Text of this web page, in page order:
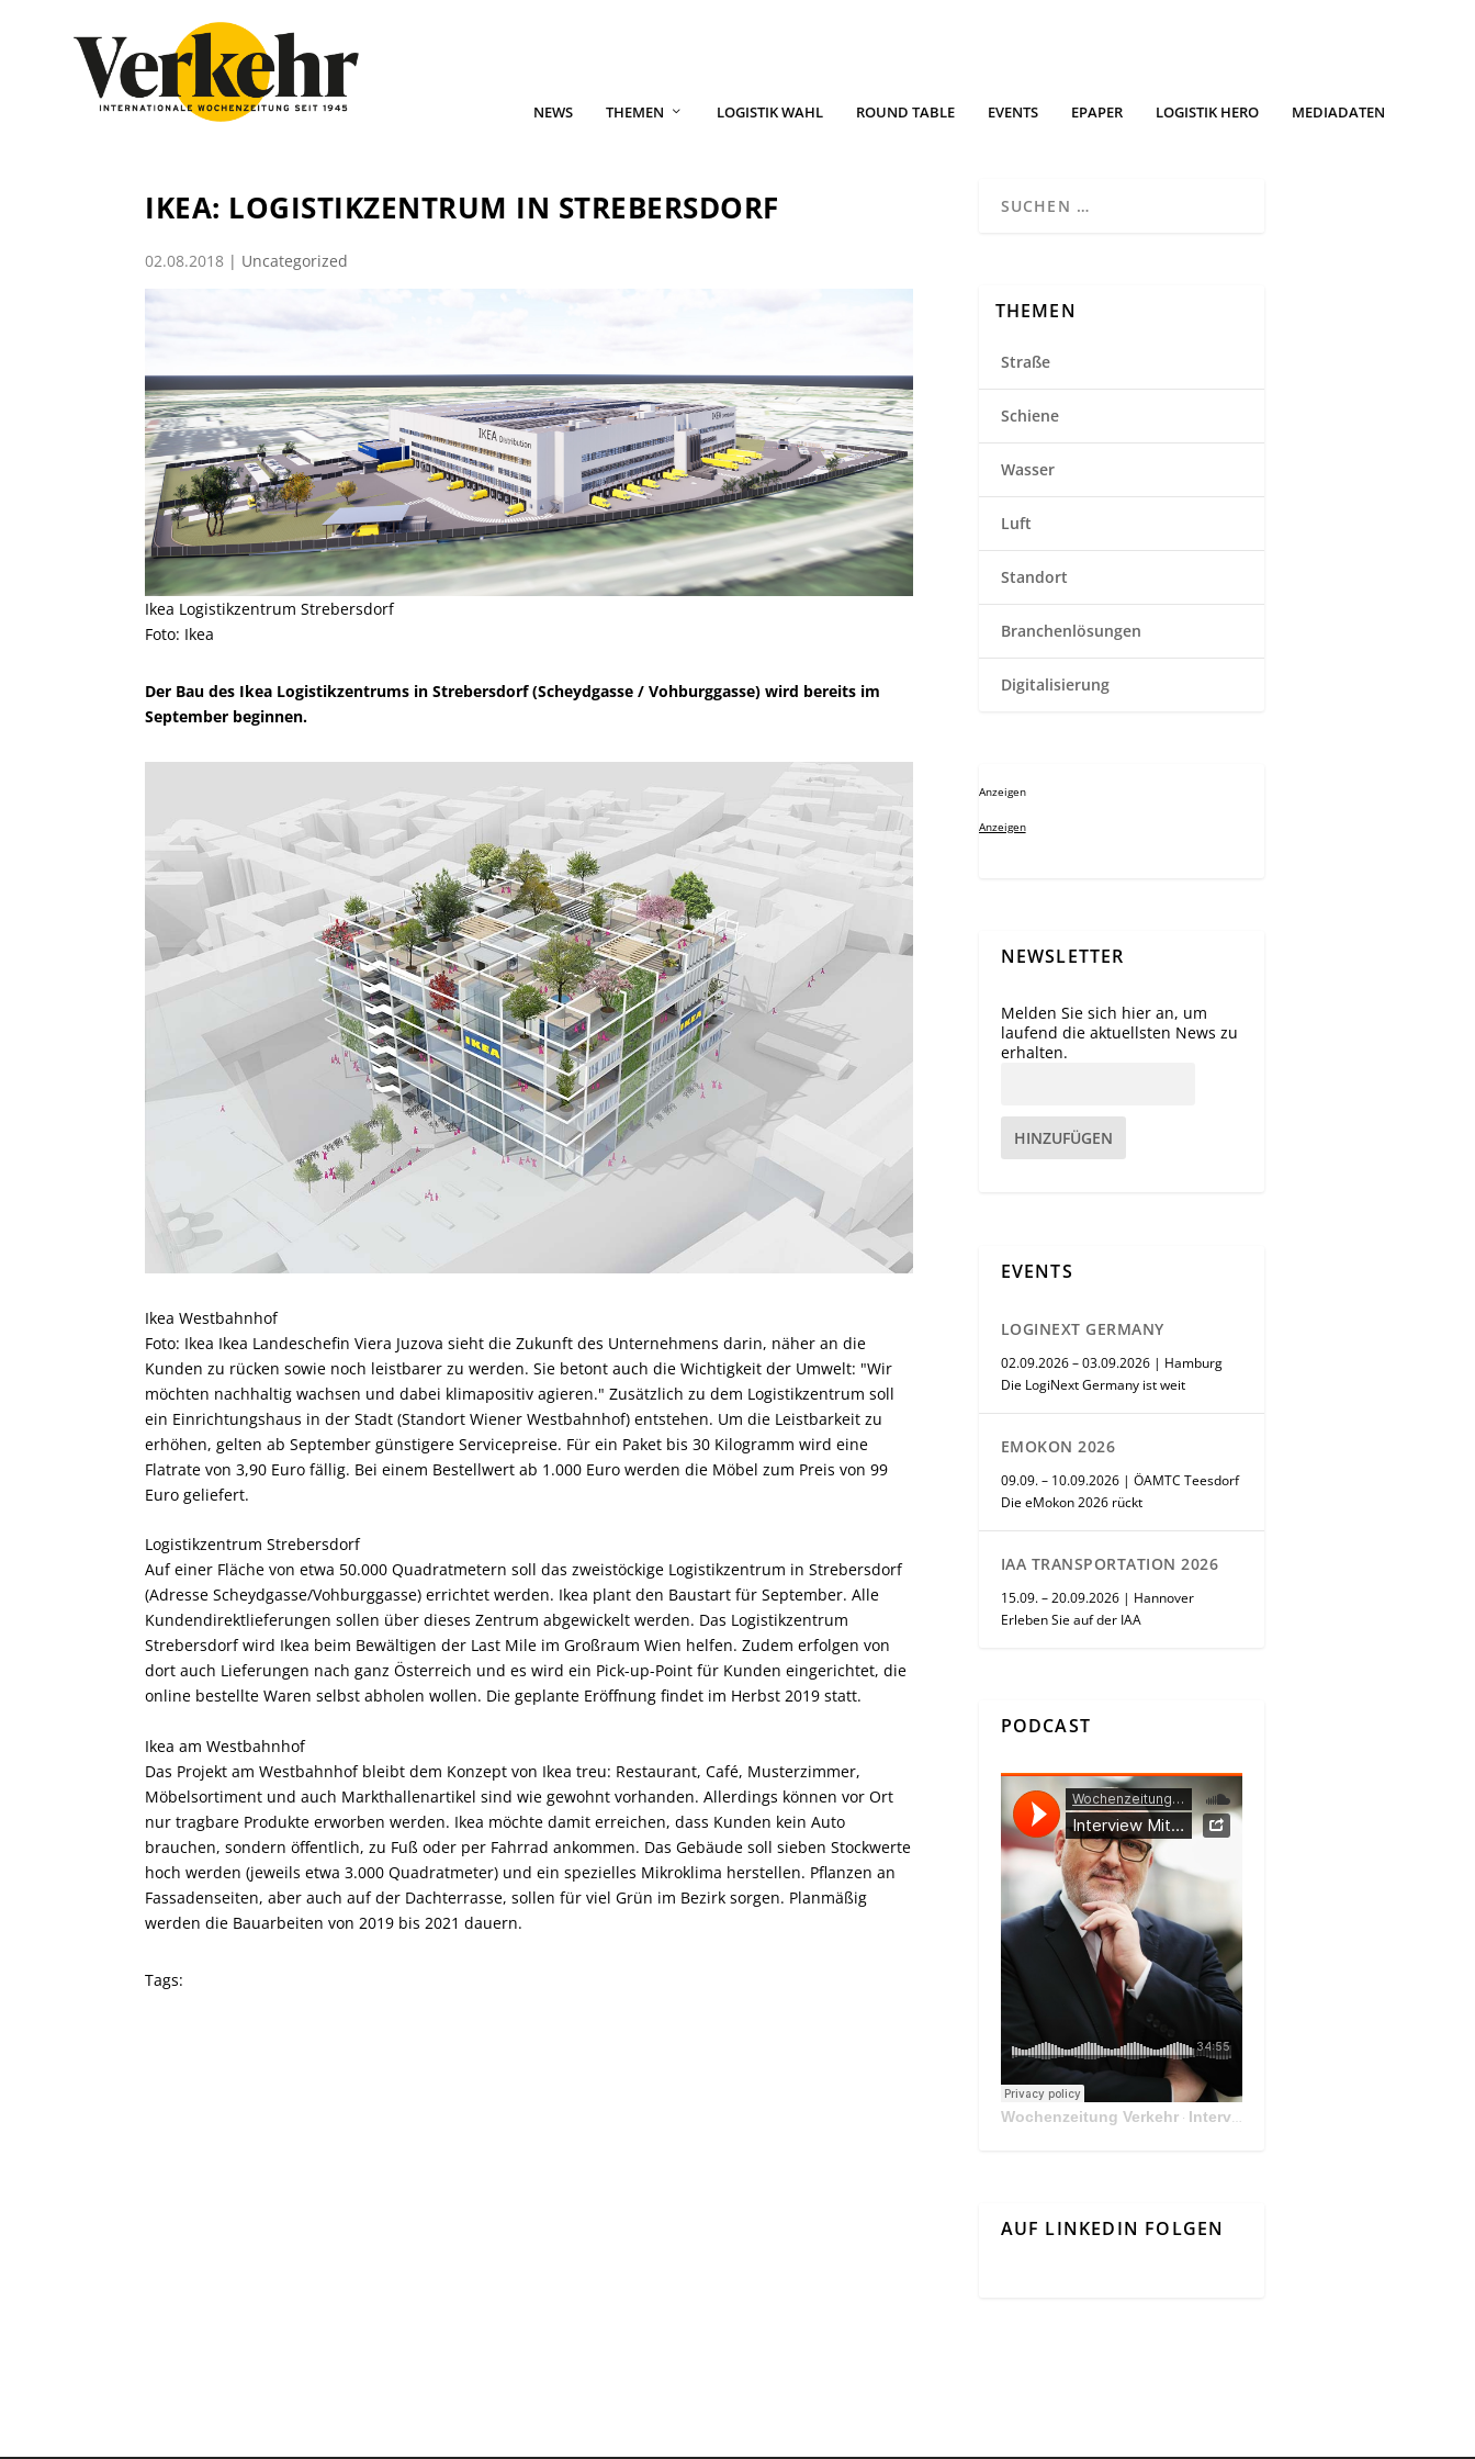
NEWS THEMEN LOGISTIK WAHL ROUND TABLE EVENTS EPAPER LOGISTIK HERO MEDIADATEN
IKEA: LOGISTIKZENTRUM IN STREBERSDORF
02.08.2018 | Uncategorized
Ikea Logistikzentrum Strebersdorf
Foto: Ikea
Der Bau des Ikea Logistikzentrums in Strebersdorf (Scheydgasse / Vohburggasse) wird bereits im
September beginnen.
Ikea Westbahnhof
Foto: Ikea Ikea Landeschefin Viera Juzova sieht die Zukunft des Unternehmens darin, näher an die
Kunden zu rücken sowie noch leistbarer zu werden. Sie betont auch die Wichtigkeit der Umwelt: "Wir
möchten nachhaltig wachsen und dabei klimapositiv agieren." Zusätzlich zu dem Logistikzentrum soll
ein Einrichtungshaus in der Stadt (Standort Wiener Westbahnhof) entstehen. Um die Leistbarkeit zu
erhöhen, gelten ab September günstigere Servicepreise. Für ein Paket bis 30 Kilogramm wird eine
Flatrate von 3,90 Euro fällig. Bei einem Bestellwert ab 1.000 Euro werden die Möbel zum Preis von 99
Euro geliefert.
Logistikzentrum Strebersdorf
Auf einer Fläche von etwa 50.000 Quadratmetern soll das zweistöckige Logistikzentrum in Strebersdorf
(Adresse Scheydgasse/Vohburggasse) errichtet werden. Ikea plant den Baustart für September. Alle
Kundendirektlieferungen sollen über dieses Zentrum abgewickelt werden. Das Logistikzentrum
Strebersdorf wird Ikea beim Bewältigen der Last Mile im Großraum Wien helfen. Zudem erfolgen von
dort auch Lieferungen nach ganz Österreich und es wird ein Pick-up-Point für Kunden eingerichtet, die
online bestellte Waren selbst abholen wollen. Die geplante Eröffnung findet im Herbst 2019 statt.
Ikea am Westbahnhof
Das Projekt am Westbahnhof bleibt dem Konzept von Ikea treu: Restaurant, Café, Musterzimmer,
Möbelsortiment und auch Markthallenartikel sind wie gewohnt vorhanden. Allerdings können vor Ort
nur tragbare Produkte erworben werden. Ikea möchte damit erreichen, dass Kunden kein Auto
brauchen, sondern öffentlich, zu Fuß oder per Fahrrad ankommen. Das Gebäude soll sieben Stockwerte
hoch werden (jeweils etwa 3.000 Quadratmeter) und ein spezielles Mikroklima herstellen. Pflanzen an
Fassadenseiten, aber auch auf der Dachterrasse, sollen für viel Grün im Bezirk sorgen. Planmäßig
werden die Bauarbeiten von 2019 bis 2021 dauern.
Tags:
THEMEN
Straße
Schiene
Wasser
Luft
Standort
Branchenlösungen
Digitalisierung
Anzeigen
Anzeigen
NEWSLETTER
Melden Sie sich hier an, um
laufend die aktuellsten News zu
erhalten.
HINZUFÜGEN
EVENTS
LOGINEXT GERMANY
02.09.2026 – 03.09.2026 | Hamburg
Die LogiNext Germany ist weit
EMOKON 2026
09.09. – 10.09.2026 | ÖAMTC Teesdorf
Die eMokon 2026 rückt
IAA TRANSPORTATION 2026
15.09. – 20.09.2026 | Hannover
Erleben Sie auf der IAA
PODCAST
Wochenzeitung Verkehr· Interview Mit Andreas Matthä, CEO der ÖBB Holding
AUF LINKEDIN FOLGEN